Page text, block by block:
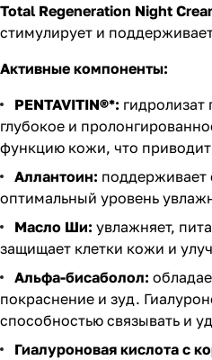
Total Regeneration Night
стимулирует и
Активные компоненты:
PENTAVITIN®*:
глубокое и
функцию кожи, что
Аллантоин: поддерживает
оптимальный уровень
Масло Ши: увлажняет,
защищает клетки кожи и
Альфа-бисаболол:
покраснение и зуд.
способностью связывать и
Гиалуроновая кислота с